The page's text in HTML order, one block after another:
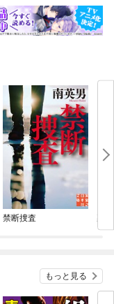
禁断捜査 裏
もっと見る